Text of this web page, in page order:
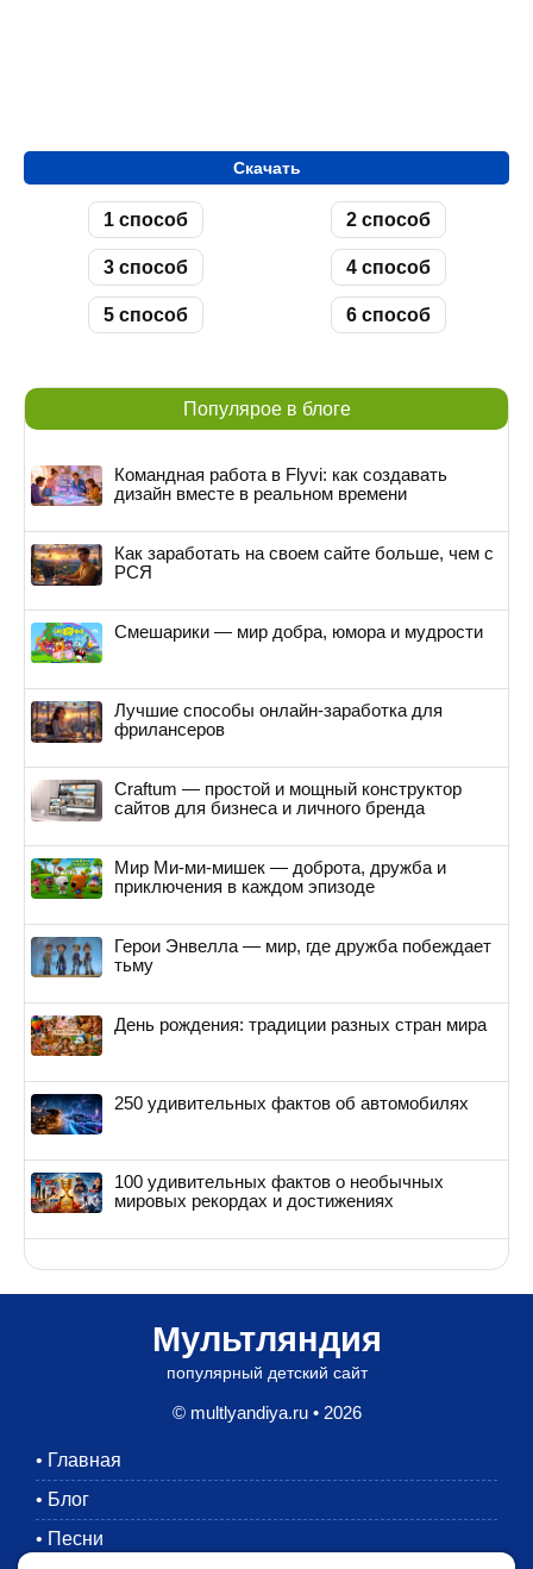
Скачать
1 способ 2 способ
3 способ 4 способ
5 способ 6 способ
Популярое в блоге
Командная работа в Flyvi: как создавать
дизайн вместе в реальном времени
Как заработать на своем сайте больше, чем с
РСЯ
Смешарики — мир добра, юмора и мудрости
Лучшие способы онлайн-заработка для
фрилансеров
Craftum — простой и мощный конструктор
сайтов для бизнеса и личного бренда
Мир Ми-ми-мишек — доброта, дружба и
приключения в каждом эпизоде
Герои Энвелла — мир, где дружба побеждает
тьму
День рождения: традиции разных стран мира
250 удивительных фактов об автомобилях
100 удивительных фактов о необычных
мировых рекордах и достижениях
Мультляндия
популярный детский сайт
© multlyandiya.ru • 2026
• Главная
• Блог
• Песни